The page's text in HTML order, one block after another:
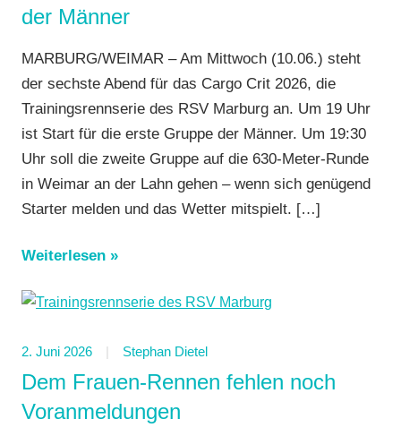
der Männer
MARBURG/WEIMAR – Am Mittwoch (10.06.) steht
der sechste Abend für das Cargo Crit 2026, die
Trainingsrennserie des RSV Marburg an. Um 19 Uhr
ist Start für die erste Gruppe der Männer. Um 19:30
Uhr soll die zweite Gruppe auf die 630-Meter-Runde
in Weimar an der Lahn gehen – wenn sich genügend
Starter melden und das Wetter mitspielt. […]
Weiterlesen
2. Juni 2026 Stephan Dietel
Dem Frauen-Rennen fehlen noch
Voranmeldungen